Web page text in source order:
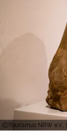
Tourismus NRW